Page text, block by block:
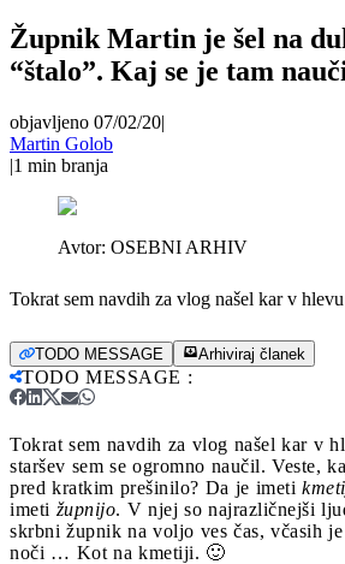
Župnik Martin je šel na
“štalo”. Kaj se je tam
objavljeno 07/02/20|
Martin Golob
|1 min branja
Avtor: OSEBNI ARHIV
Tokrat sem navdih za vlog našel kar v hlevu
TODO MESSAGE Arhiviraj članek
TODO MESSAGE :
Tokrat sem navdih za vlog našel kar v
staršev sem se ogromno naučil. Veste,
pred kratkim prešinilo? Da je imeti
imeti župnijo. V njej so najrazličnejši
skrbni župnik na voljo ves čas, včasih
noči … Kot na kmetiji. 🙂